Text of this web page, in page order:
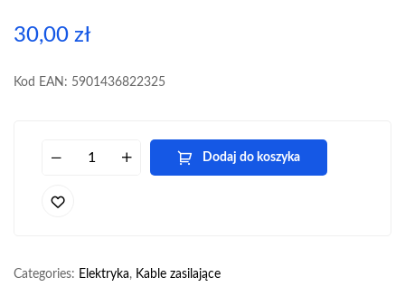
30,00 zł
Kod EAN: 5901436822325
Dodaj do koszyka
Categories: Elektryka, Kable zasilające